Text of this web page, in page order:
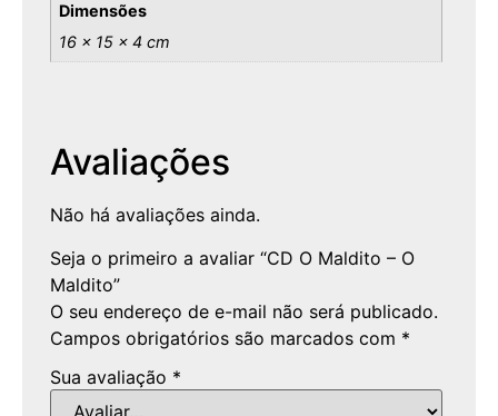
Dimensões
16 × 15 × 4 cm
Avaliações
Não há avaliações ainda.
Seja o primeiro a avaliar “CD O Maldito – O
Maldito”
O seu endereço de e-mail não será publicado.
Campos obrigatórios são marcados com *
Sua avaliação *